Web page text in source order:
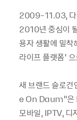
2009-11.03, 다
2010년 중심이
용자 생활에 밀착
라이프 플랫폼’
새 브랜드 슬로
e On Daum”은
모바일, IPTV, 디